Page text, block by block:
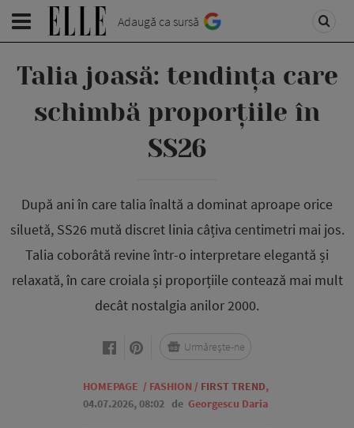
Adaugă ca sursă
Talia joasă: tendința care
schimbă proporțiile în
SS26
După ani în care talia înaltă a dominat aproape orice
siluetă, SS26 mută discret linia câțiva centimetri mai jos.
Talia coborâtă revine într-o interpretare elegantă și
relaxată, în care croiala și proporțiile contează mai mult
decât nostalgia anilor 2000.
HOMEPAGE / FASHION / FIRST TREND,
04.07.2026, 08:02 de Georgescu Daria
Urmărește-ne